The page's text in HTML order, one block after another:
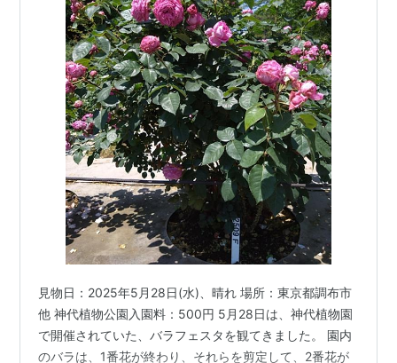
見物日：2025年5月28日(水)、晴れ 場所：東京都調布市
他 神代植物公園入園料：500円 5月28日は、神代植物園
で開催されていた、バラフェスタを観てきました。 園内
のバラは、1番花が終わり、それらを剪定して、2番花が